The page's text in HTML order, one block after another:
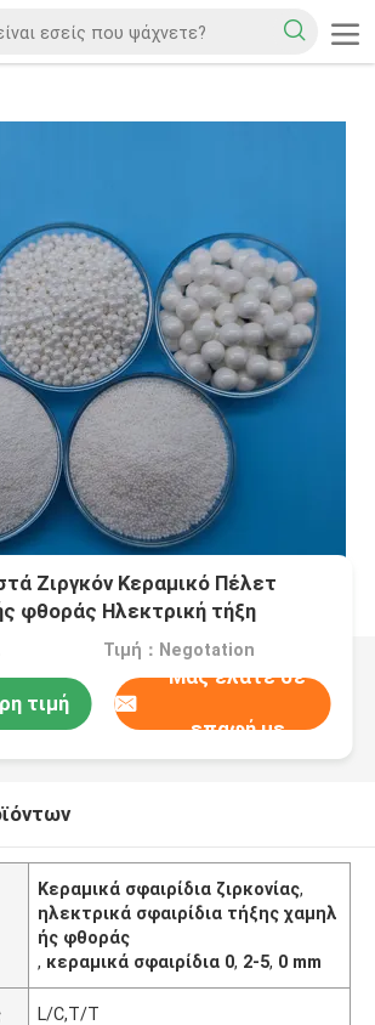
Ζιργκόν Κεραμικό Πέλετ
φθοράς Ηλεκτρική τήξη
Τιμή：Negotation
τιμή
Μας ελάτε σε
επαφή με
Κεραμικά σφαιρίδια ζιρκονίας,
ηλεκτρικά σφαιρίδια τήξης χαμηλ
ής φθοράς
, κεραμικά σφαιρίδια 0, 2-5, 0 mm
L/C,T/T